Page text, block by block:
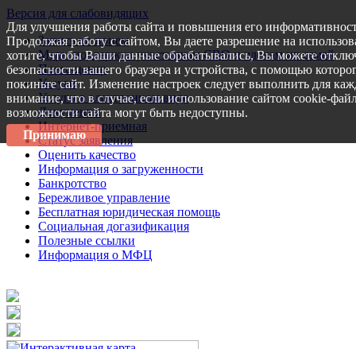
Версия для слабовидящих
Запись на прием
Меры поддержки участникам СВО и членам их семей
Пресс-центр
Услуги
Услуги в электронном виде
Документы
Интернет-приемная
Статус заявления
Оценить качество
Информация о загруженности
Банкротство
Бережливое управление
Бесплатная юридическая помощь
Социальная догазификация
Полезные ссылки
Информация о МФЦ
Для улучшения работы сайта и повышения его
Продолжая работу с сайтом, Вы даете разрешение на
хотите, чтобы Ваши данные обрабатывались, Вы можете
безопасности вашего браузера и устройства, с помощью
покиньте сайт. Изменение настроек следует выполнить для
внимание, что в случае, если использование сайтом cookie-
возможности сайта могут быть недоступны.
Принимаю